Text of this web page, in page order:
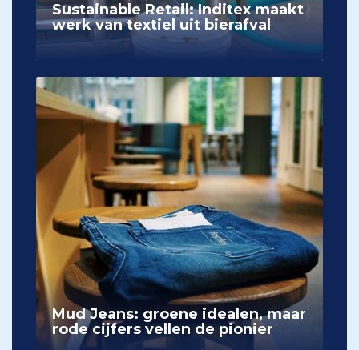
Sustainable Retail: Inditex maakt
werk van textiel uit bierafval
Mud Jeans: groene idealen, maar
rode cijfers vellen de pionier